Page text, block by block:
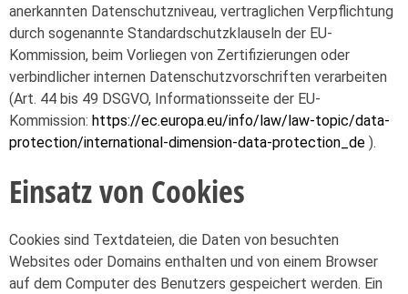
anerkannten Datenschutzniveau, vertraglichen Verpflichtung
durch sogenannte Standardschutzklauseln der EU-
Kommission, beim Vorliegen von Zertifizierungen oder
verbindlicher internen Datenschutzvorschriften verarbeiten
(Art. 44 bis 49 DSGVO, Informationsseite der EU-
Kommission: https://ec.europa.eu/info/law/law-topic/data-
protection/international-dimension-data-protection_de ).
Einsatz von Cookies
Cookies sind Textdateien, die Daten von besuchten
Websites oder Domains enthalten und von einem Browser
auf dem Computer des Benutzers gespeichert werden. Ein